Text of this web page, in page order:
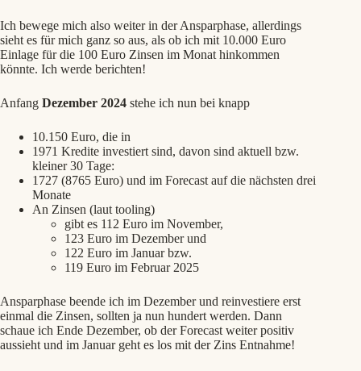
Ich bewege mich also weiter in der Ansparphase, allerdings
sieht es für mich ganz so aus, als ob ich mit 10.000 Euro
Einlage für die 100 Euro Zinsen im Monat hinkommen
könnte. Ich werde berichten!
Anfang Dezember 2024 stehe ich nun bei knapp
10.150 Euro, die in
1971 Kredite investiert sind, davon sind aktuell bzw.
kleiner 30 Tage:
1727 (8765 Euro) und im Forecast auf die nächsten drei
Monate
An Zinsen (laut tooling)
gibt es 112 Euro im November,
123 Euro im Dezember und
122 Euro im Januar bzw.
119 Euro im Februar 2025
Ansparphase beende ich im Dezember und reinvestiere erst
einmal die Zinsen, sollten ja nun hundert werden. Dann
schaue ich Ende Dezember, ob der Forecast weiter positiv
aussieht und im Januar geht es los mit der Zins Entnahme!